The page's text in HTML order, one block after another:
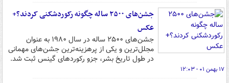
جشن‌های ۲۵۰۰ ساله چگونه رکوردشکنی کردند؟+
عکس
جشن‌های ۲۵۰۰ ساله در سال ۱۹۸۰ به عنوان
مجلل‌ترین و یکی از پرهزینه‌ترین جشن‌های مهمانی
در طول تاریخ بشر، جزو رکوردهای گینس ثبت شد.
۱۷ بهمن ۰۱ - ۱۲:۰۳